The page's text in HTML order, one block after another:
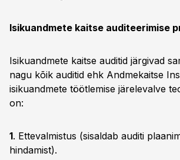
Isikuandmete kaitse auditeerimise
Isikuandmete kaitse auditid järgivad
nagu kõik auditid ehk Andmekaitse
isikuandmete töötlemise järelevalve
on:
1. Ettevalmistus (sisaldab auditi
hindamist).